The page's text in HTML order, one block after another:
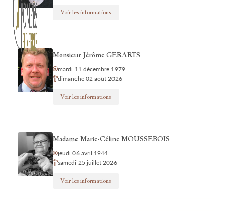
Voir les informations
Monsieur Jérôme GERARTS
mardi 11 décembre 1979
dimanche 02 août 2026
Voir les informations
Madame Marie-Céline MOUSSEBOIS
jeudi 06 avril 1944
samedi 25 juillet 2026
Voir les informations